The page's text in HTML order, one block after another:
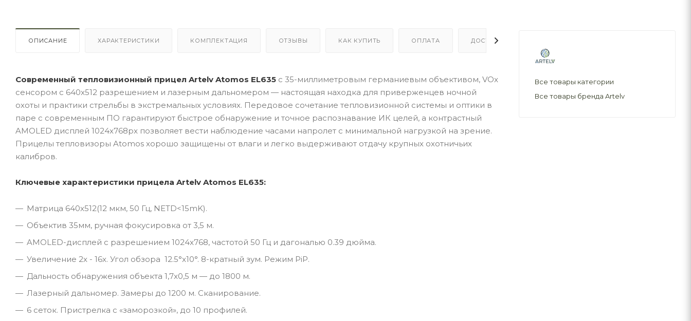
ОПИСАНИЕ ХАРАКТЕРИСТИКИ КОМПЛЕКТАЦИЯ ОТЗЫВЫ КАК КУПИТЬ ОПЛАТА ДОСТАВКА
Современный тепловизионный прицел Artelv Atomos EL635 с 35-миллиметровым германиевым объективом, VOx
сенсором с 640x512 разрешением и лазерным дальномером — настоящая находка для приверженцев ночной
охоты и практики стрельбы в экстремальных условиях. Передовое сочетание тепловизионной системы и оптики в
паре с современным ПО гарантируют быстрое обнаружение и точное распознавание ИК целей, а контрастный
AMOLED дисплей 1024x768px позволяет вести наблюдение часами напролет с минимальной нагрузкой на зрение.
Прицелы тепловизоры Atomos хорошо защищены от влаги и легко выдерживают отдачу крупных охотничьих
калибров.
Ключевые характеристики прицела Artelv Atomos EL635:
Матрица 640x512(12 мкм, 50 Гц, NETD<15mK).
Объектив 35мм, ручная фокусировка от 3,5 м.
AMOLED-дисплей с разрешением 1024x768, частотой 50 Гц и дагональю 0.39 дюйма.
Увеличение 2x - 16x. Угол обзора 12.5°x10°. 8-кратный зум. Режим PiP.
Дальность обнаружения объекта 1,7x0,5 м — до 1800 м.
Лазерный дальномер. Замеры до 1200 м. Сканирование.
6 сеток. Пристрелка с «заморозкой», до 10 профилей.
Все товары категории
Все товары бренда Artelv